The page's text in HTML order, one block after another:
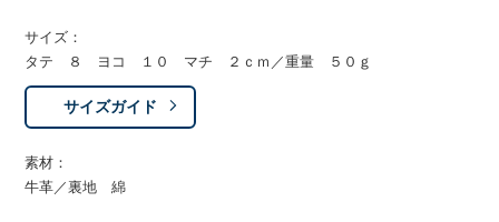
サイズ：
タテ ８ ヨコ １０ マチ ２ｃｍ／重量 ５０ｇ
サイズガイド
素材：
牛革／裏地 綿